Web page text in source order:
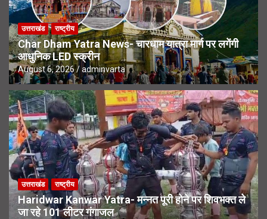
उत्तराखंड राष्ट्रीय
Char Dham Yatra News- चारधाम यात्रा मार्ग पर लगेंगी
आधुनिक LED स्क्रीन
August 6, 2026 adminvarta
उत्तराखंड राष्ट्रीय
Haridwar Kanwar Yatra- मन्नत पूरी होने पर शिवभक्त ले
जा रहे 101 लीटर गंगाजल